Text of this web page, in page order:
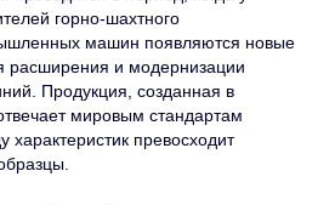
горно-шахтного
машин появляются новые
и модернизации
Продукция, созданная в
мировым стандартам
характеристик превосходит